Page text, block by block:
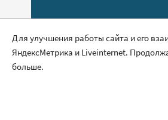
Правила сайта
Политика обработки
Для улучшения работы сайта и его
ЯндексМетрика и Liveinternet.
больше.